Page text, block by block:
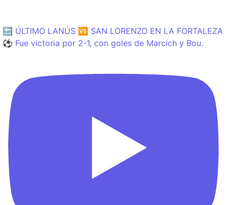
🔙 ÚLTIMO LANÚS 🆚 SAN LORENZO EN LA FORTALEZA
⚽️ Fue victoria por 2-1, con goles de Marcich y Bou.